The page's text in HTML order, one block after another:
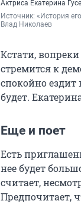
Актриса Екатерина
Источник: «История
Влад Николаев
Кстати, вопреки
стремится к
спокойно ездит
будет.
Еще и поет
Есть
нее будет
считает,
Предпочитает,